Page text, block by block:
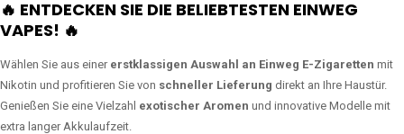
🔥 ENTDECKEN SIE DIE BELIEBTESTEN EINWEG
VAPES! 🔥
Wählen Sie aus einer erstklassigen Auswahl an Einweg E-Zigaretten mit
Nikotin und profitieren Sie von schneller Lieferung direkt an Ihre Haustür.
Genießen Sie eine Vielzahl exotischer Aromen und innovative Modelle mit
extra langer Akkulaufzeit.